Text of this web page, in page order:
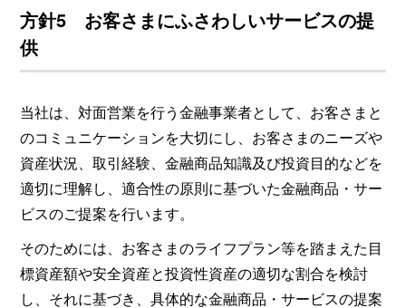
方針5 お客さまにふさわしいサービスの提
供
当社は、対面営業を行う金融事業者として、お客さまと
のコミュニケーションを大切にし、お客さまのニーズや
資産状況、取引経験、金融商品知識及び投資目的などを
適切に理解し、適合性の原則に基づいた金融商品・サー
ビスのご提案を行います。
そのためには、お客さまのライフプラン等を踏まえた目
標資産額や安全資産と投資性資産の適切な割合を検討
し、それに基づき、具体的な金融商品・サービスの提案